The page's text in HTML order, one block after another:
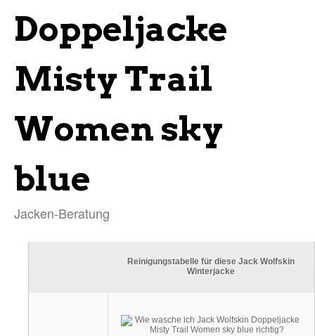
Doppeljacke
Misty Trail
Women sky
blue
Jacken-Beratung
Reinigungstabelle für diese Jack Wolfskin
Winterjacke